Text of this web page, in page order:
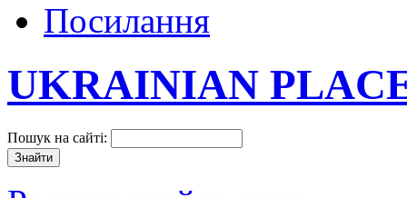
Посилання
UKRAINIAN
Пошук на сайті: